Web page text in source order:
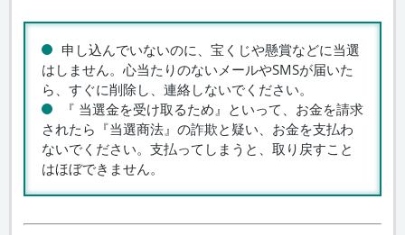
申し込んでいないのに、宝くじや懸賞などに当選
はしません。心当たりのないメールやSMSが届いた
ら、すぐに削除し、連絡しないでください。
『 当選金を受け取るため』といって、お金を請求
されたら『当選商法』の詐欺と疑い、お金を支払わ
ないでください。支払ってしまうと、取り戻すこと
はほぼできません。